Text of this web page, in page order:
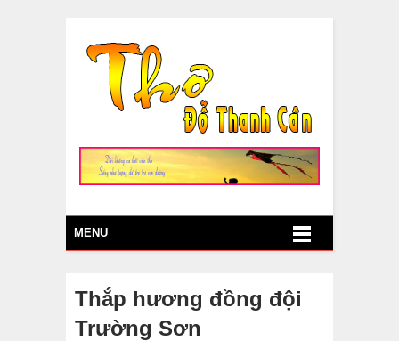
MENU
Thắp hương đồng đội
Trường Sơn